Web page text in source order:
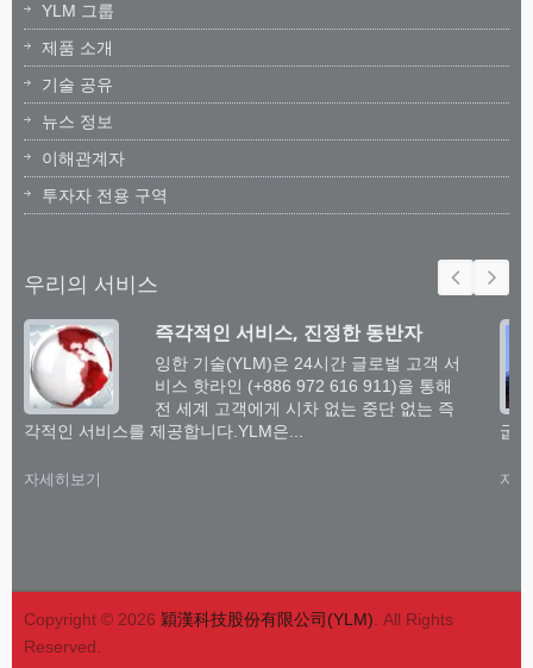
YLM 그룹
제품 소개
기술 공유
뉴스 정보
이해관계자
투자자 전용 구역
우리의 서비스
즉각적인 서비스, 진정한 동반자
잉한 기술(YLM)은 24시간 글로벌 고객 서
비스 핫라인 (+886 972 616 911)을 통해
전 세계 고객에게 시차 없는 중단 없는 즉
각적인 서비스를 제공합니다.YLM은...
자세히보기
굽
자
Copyright © 2026 穎漢科技股份有限公司(YLM). All Rights
Reserved.